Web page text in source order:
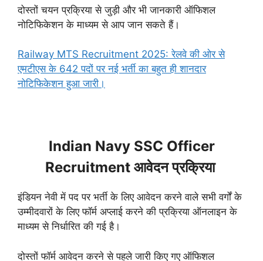
दोस्तों चयन प्रक्रिया से जुड़ी और भी जानकारी ऑफिशल
नोटिफिकेशन के माध्यम से आप जान सकते हैं।
Railway MTS Recruitment 2025: रेलवे की ओर से
एमटीएस के 642 पदों पर नई भर्ती का बहुत ही शानदार
नोटिफिकेशन हुआ जारी।
Indian Navy SSC Officer
Recruitment आवेदन प्रक्रिया
इंडियन नेवी में पद पर भर्ती के लिए आवेदन करने वाले सभी वर्गों के
उम्मीदवारों के लिए फॉर्म अप्लाई करने की प्रक्रिया ऑनलाइन के
माध्यम से निर्धारित की गई है।
दोस्तों फॉर्म आवेदन करने से पहले जारी किए गए ऑफिशल